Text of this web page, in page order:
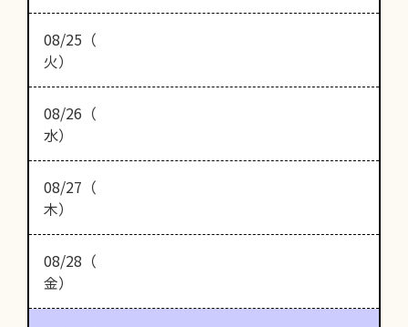
08/25（
火）
08/26（
水）
08/27（
木）
08/28（
金）